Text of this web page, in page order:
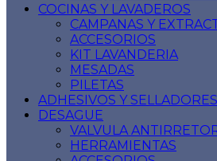
COCINAS Y LAVADEROS
CAMPANAS Y
ACCESORIOS
KIT LAVANDERIA
MESADAS
PILETAS
ADHESIVOS Y SELLADORES
DESAGUE
VALVULA
HERRAMIENTAS